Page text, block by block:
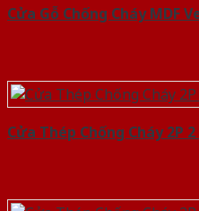
Cửa Gỗ Chống Cháy MDF
Cửa Thép Chống Cháy 2P